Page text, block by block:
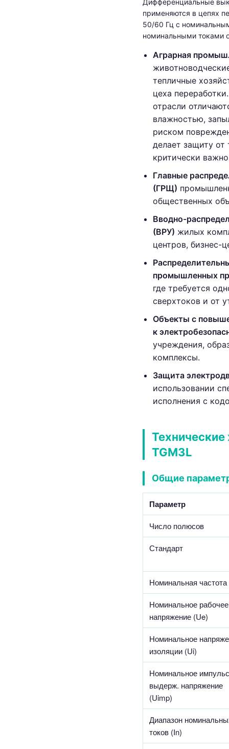
Дифференциальные
применяются в цепях
50/60 Гц с
номинальными токами
Аграрная
тепличные
цеха
отрасли
влажностью,
риском
делает защиту от
критически
Главные
(ГРЩ)
общественных
Вводно-
(ВРУ) жилых
центров, бизнес-
промышленных
где требуется
сверхтоков и от
Объекты с
к
учреждения,
комплексы.
Защита
использовании
исполнения с
Технические
TGM3L
Общие
Параметр
Число полюсов
Стандарт
Номинальная частота
Номинальное рабочее
напряжение (Ue)
Номинальное
изоляции (Ui)
Номинальное
выдерж. напряжение
(Uimp)
Диапазон
токов (In)